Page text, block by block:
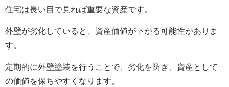
住宅は長い目で見れば重要な資産です。
外壁が劣化していると、資産価値が下がる可能性がありま
す。
定期的に外壁塗装を行うことで、劣化を防ぎ、資産として
の価値を保ちやすくなります。